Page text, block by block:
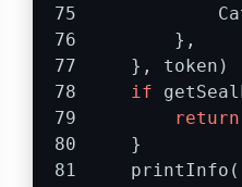
        },
    }, token)
if
return
    }
    printInfo(